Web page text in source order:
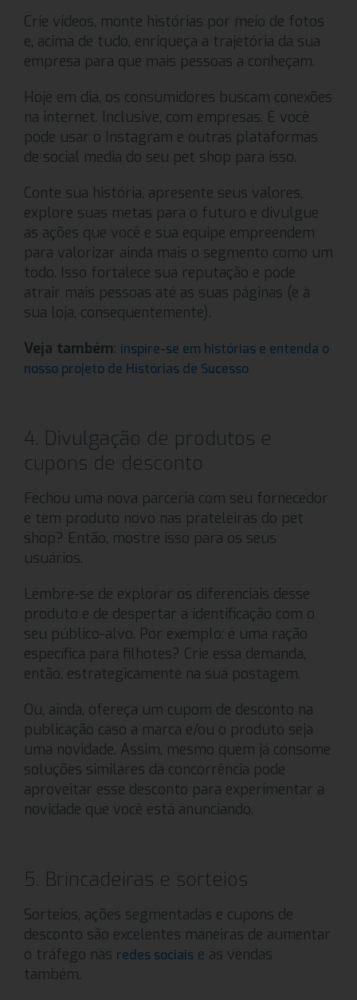
Crie vídeos, monte histórias por meio de fotos
e, acima de tudo, enriqueça a trajetória da sua
empresa para que mais pessoas a conheçam.
Hoje em dia, os consumidores buscam conexões
na internet. Inclusive, com empresas. E você
pode usar o Instagram e outras plataformas
de social media do seu pet shop para isso.
Conte sua história, apresente seus valores,
explore suas metas para o futuro e divulgue
as ações que você e sua equipe empreendem
para valorizar ainda mais o segmento como um
todo. Isso fortalece sua reputação e pode
atrair mais pessoas até as suas páginas (e à
sua loja, consequentemente).
Veja também: inspire-se em histórias e entenda o
nosso projeto de Histórias de Sucesso
4. Divulgação de produtos e
cupons de desconto
Fechou uma nova parceria com seu fornecedor
e tem produto novo nas prateleiras do pet
shop? Então, mostre isso para os seus
usuários.
Lembre-se de explorar os diferenciais desse
produto e de despertar a identificação com o
seu público-alvo. Por exemplo: é uma ração
específica para filhotes? Crie essa demanda,
então, estrategicamente na sua postagem.
Ou, ainda, ofereça um cupom de desconto na
publicação caso a marca e/ou o produto seja
uma novidade. Assim, mesmo quem já consome
soluções similares da concorrência pode
aproveitar esse desconto para experimentar a
novidade que você está anunciando.
5. Brincadeiras e sorteios
Sorteios, ações segmentadas e cupons de
desconto são excelentes maneiras de aumentar
o tráfego nas redes sociais e as vendas
também.